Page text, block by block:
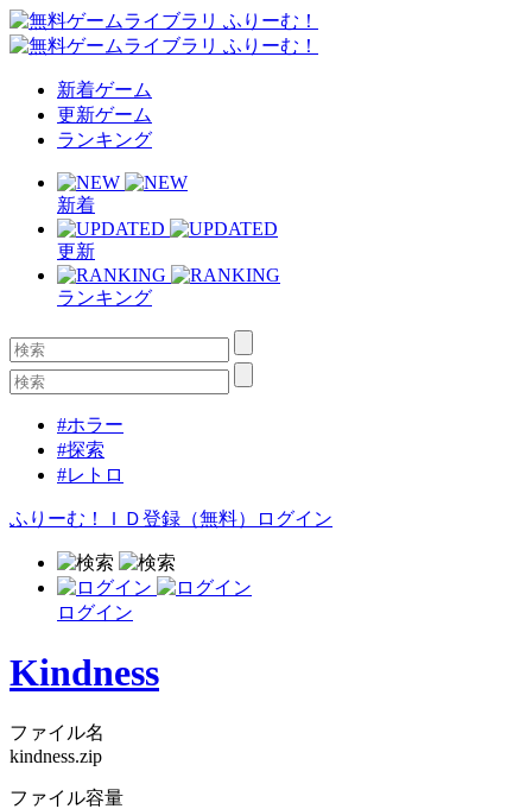
新着ゲーム
更新ゲーム
ランキング
新着
更新
ランキング
#ホラー
#探索
#レトロ
ふりーむ！ＩＤ登録（無料） ログイン
ログイン
Kindness
ファイル名
kindness.zip
ファイル容量